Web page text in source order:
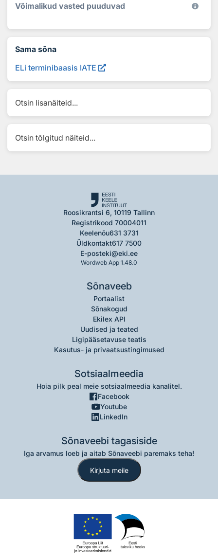
Võimalikud vasted puuduvad
Sama sõna
ELi terminibaasis IATE
Otsin lisanäiteid...
Otsin tõlgitud näiteid...
Roosikrantsi 6, 10119 Tallinn
Registrikood 70004011
Keelenõu631 3731
Üldkontakt617 7500
E-posteki@eki.ee
Wordweb App 1.48.0
Sõnaveeb
Portaalist
Sõnakogud
Ekilex API
Uudised ja teated
Ligipääsetavuse teatis
Kasutus- ja privaatsustingimused
Sotsiaalmeedia
Hoia pilk peal meie sotsiaalmeedia kanalitel.
Facebook
Youtube
LinkedIn
Sõnaveebi tagasiside
Iga arvamus loeb ja aitab Sõnaveebi paremaks teha!
Kirjuta meile